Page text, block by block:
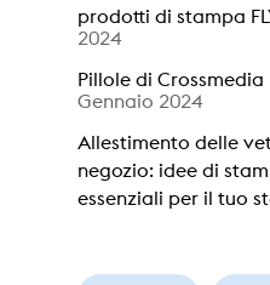
prodotti di stampa
2024
Pillole di
Gennaio 2024
Allestimento delle
negozio: idee di
essenziali per il tuo